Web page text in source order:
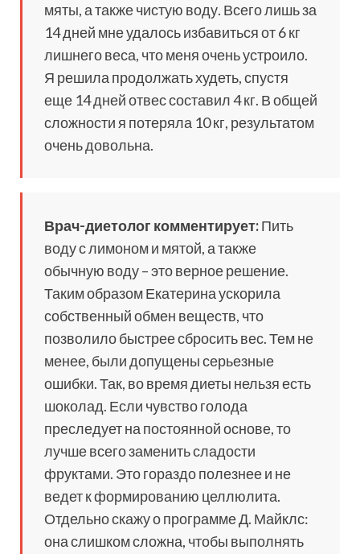
мяты, а также чистую воду. Всего лишь за
14 дней мне удалось избавиться от 6 кг
лишнего веса, что меня очень устроило.
Я решила продолжать худеть, спустя
еще 14 дней отвес составил 4 кг. В общей
сложности я потеряла 10 кг, результатом
очень довольна.
Врач-диетолог комментирует:Пить
воду с лимоном и мятой, а также
обычную воду – это верное решение.
Таким образом Екатерина ускорила
собственный обмен веществ, что
позволило быстрее сбросить вес. Тем не
менее, были допущены серьезные
ошибки. Так, во время диеты нельзя есть
шоколад. Если чувство голода
преследует на постоянной основе, то
лучше всего заменить сладости
фруктами. Это гораздо полезнее и не
ведет к формированию целлюлита.
Отдельно скажу о программе Д. Майклс:
она слишком сложна, чтобы выполнять